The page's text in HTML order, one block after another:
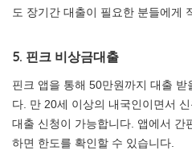
도 장기간 대출이 필요한 분들에게
5. 핀크 비상금대출
핀크 앱을 통해 50만원까지 대출
다. 만 20세 이상의 내국인이면서
대출 신청이 가능합니다. 앱에서 간
하면 한도를 확인할 수 있습니다.